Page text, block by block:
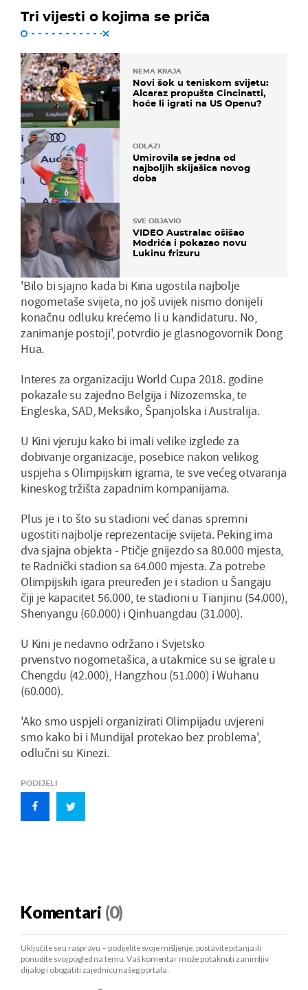
Tri vijesti o kojima se priča
NEMA KRAJA
Novi šok u teniskom svijetu:
Alcaraz propušta Cincinatti,
hoće li igrati na US Openu?
ODLAZI
Umirovila se jedna od
najboljih skijašica novog
doba
SVE OBJAVIO
VIDEO Australac ošišao
Modrića i pokazao novu
Lukinu frizuru
'Bilo bi sjajno kada bi Kina ugostila najbolje
nogometaše svijeta, no još uvijek nismo donijeli
konačnu odluku krećemo li u kandidaturu. No,
zanimanje postoji', potvrdio je glasnogovornik Dong
Hua.
Interes za organizaciju World Cupa 2018. godine
pokazale su zajedno Belgija i Nizozemska, te
Engleska, SAD, Meksiko, Španjolska i Australija.
U Kini vjeruju kako bi imali velike izglede za
dobivanje organizacije, posebice nakon velikog
uspjeha s Olimpijskim igrama, te sve većeg otvaranja
kineskog tržišta zapadnim kompanijama.
Plus je i to što su stadioni već danas spremni
ugostiti najbolje reprezentacije svijeta. Peking ima
dva sjajna objekta - Ptičje gnijezdo sa 80.000 mjesta,
te Radnički stadion sa 64.000 mjesta. Za potrebe
Olimpijskih igara preuređen je i stadion u Šangaju
čiji je kapacitet 56.000, te stadioni u Tianjinu (54.000),
Shenyangu (60.000) i Qinhuangdau (31.000).
U Kini je nedavno održano i Svjetsko
prvenstvo nogometašica, a utakmice su se igrale u
Chengdu (42.000), Hangzhou (51.000) i Wuhanu
(60.000).
'Ako smo uspjeli organizirati Olimpijadu uvjereni
smo kako bi i Mundijal protekao bez problema',
odlučni su Kinezi.
PODIJELI
Komentari (0)
Uključite se u raspravu – podijelite svoje mišljenje, postavite pitanja ili
ponudite svoj pogled na temu. Vaš komentar može potaknuti zanimljiv
dijalog i obogatiti zajednicu našeg portala.